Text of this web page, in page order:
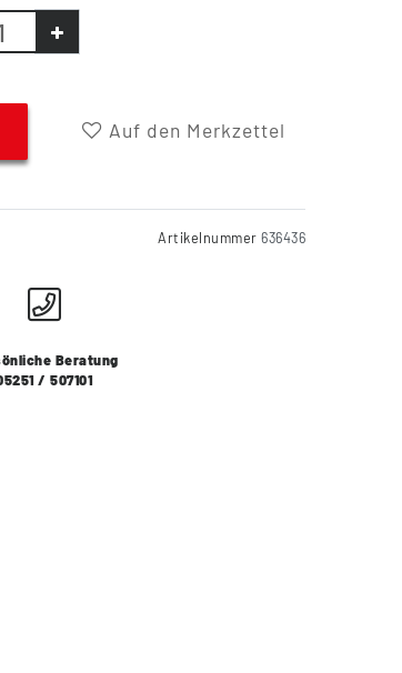
Auf den Merkzettel
Artikelnummer 636436
Beratung
/ 507101